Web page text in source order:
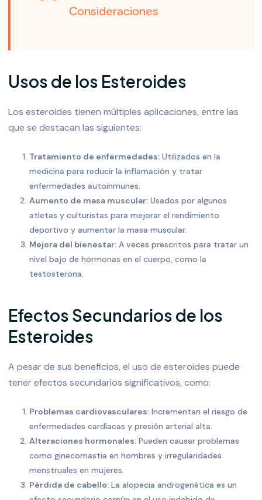
Consideraciones
Usos de los Esteroides
Los esteroides tienen múltiples aplicaciones, entre las
que se destacan las siguientes:
Tratamiento de enfermedades:Utilizados en la
medicina para reducir la inflamación y tratar
enfermedades autoinmunes.
Aumento de masa muscular:Usados por algunos
atletas y culturistas para mejorar el rendimiento
deportivo y aumentar la masa muscular.
Mejora del bienestar:A veces prescritos para tratar un
nivel bajo de hormonas en el cuerpo, como la
testosterona.
Efectos Secundarios de los
Esteroides
A pesar de sus beneficios, el uso de esteroides puede
tener efectos secundarios significativos, como:
Problemas cardiovasculares:Incrementan el riesgo de
enfermedades cardíacas y presión arterial alta.
Alteraciones hormonales:Pueden causar problemas
como ginecomastia en hombres y irregularidades
menstruales en mujeres.
Pérdida de cabello:La alopecia androgenética es un